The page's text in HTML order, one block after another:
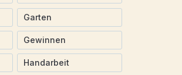
Garten
Gewinnen
Handarbeit